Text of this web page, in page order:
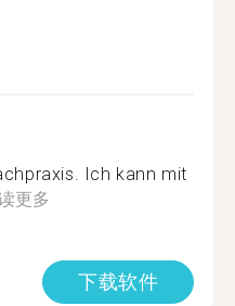
Ich kann mit
更多
下载软件